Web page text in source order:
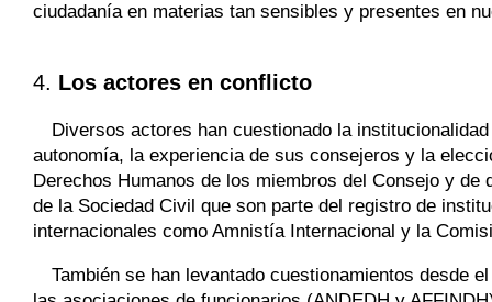
ciudadanía en materias tan sensibles y presentes en
4. Los actores en conflicto
Diversos actores han cuestionado la
autonomía, la experiencia de sus consejeros y la
Derechos Humanos de los miembros del Consejo y
de la Sociedad Civil que son parte del registro de
internacionales como Amnistía Internacional y la
También se han levantado cuestionamientos desde